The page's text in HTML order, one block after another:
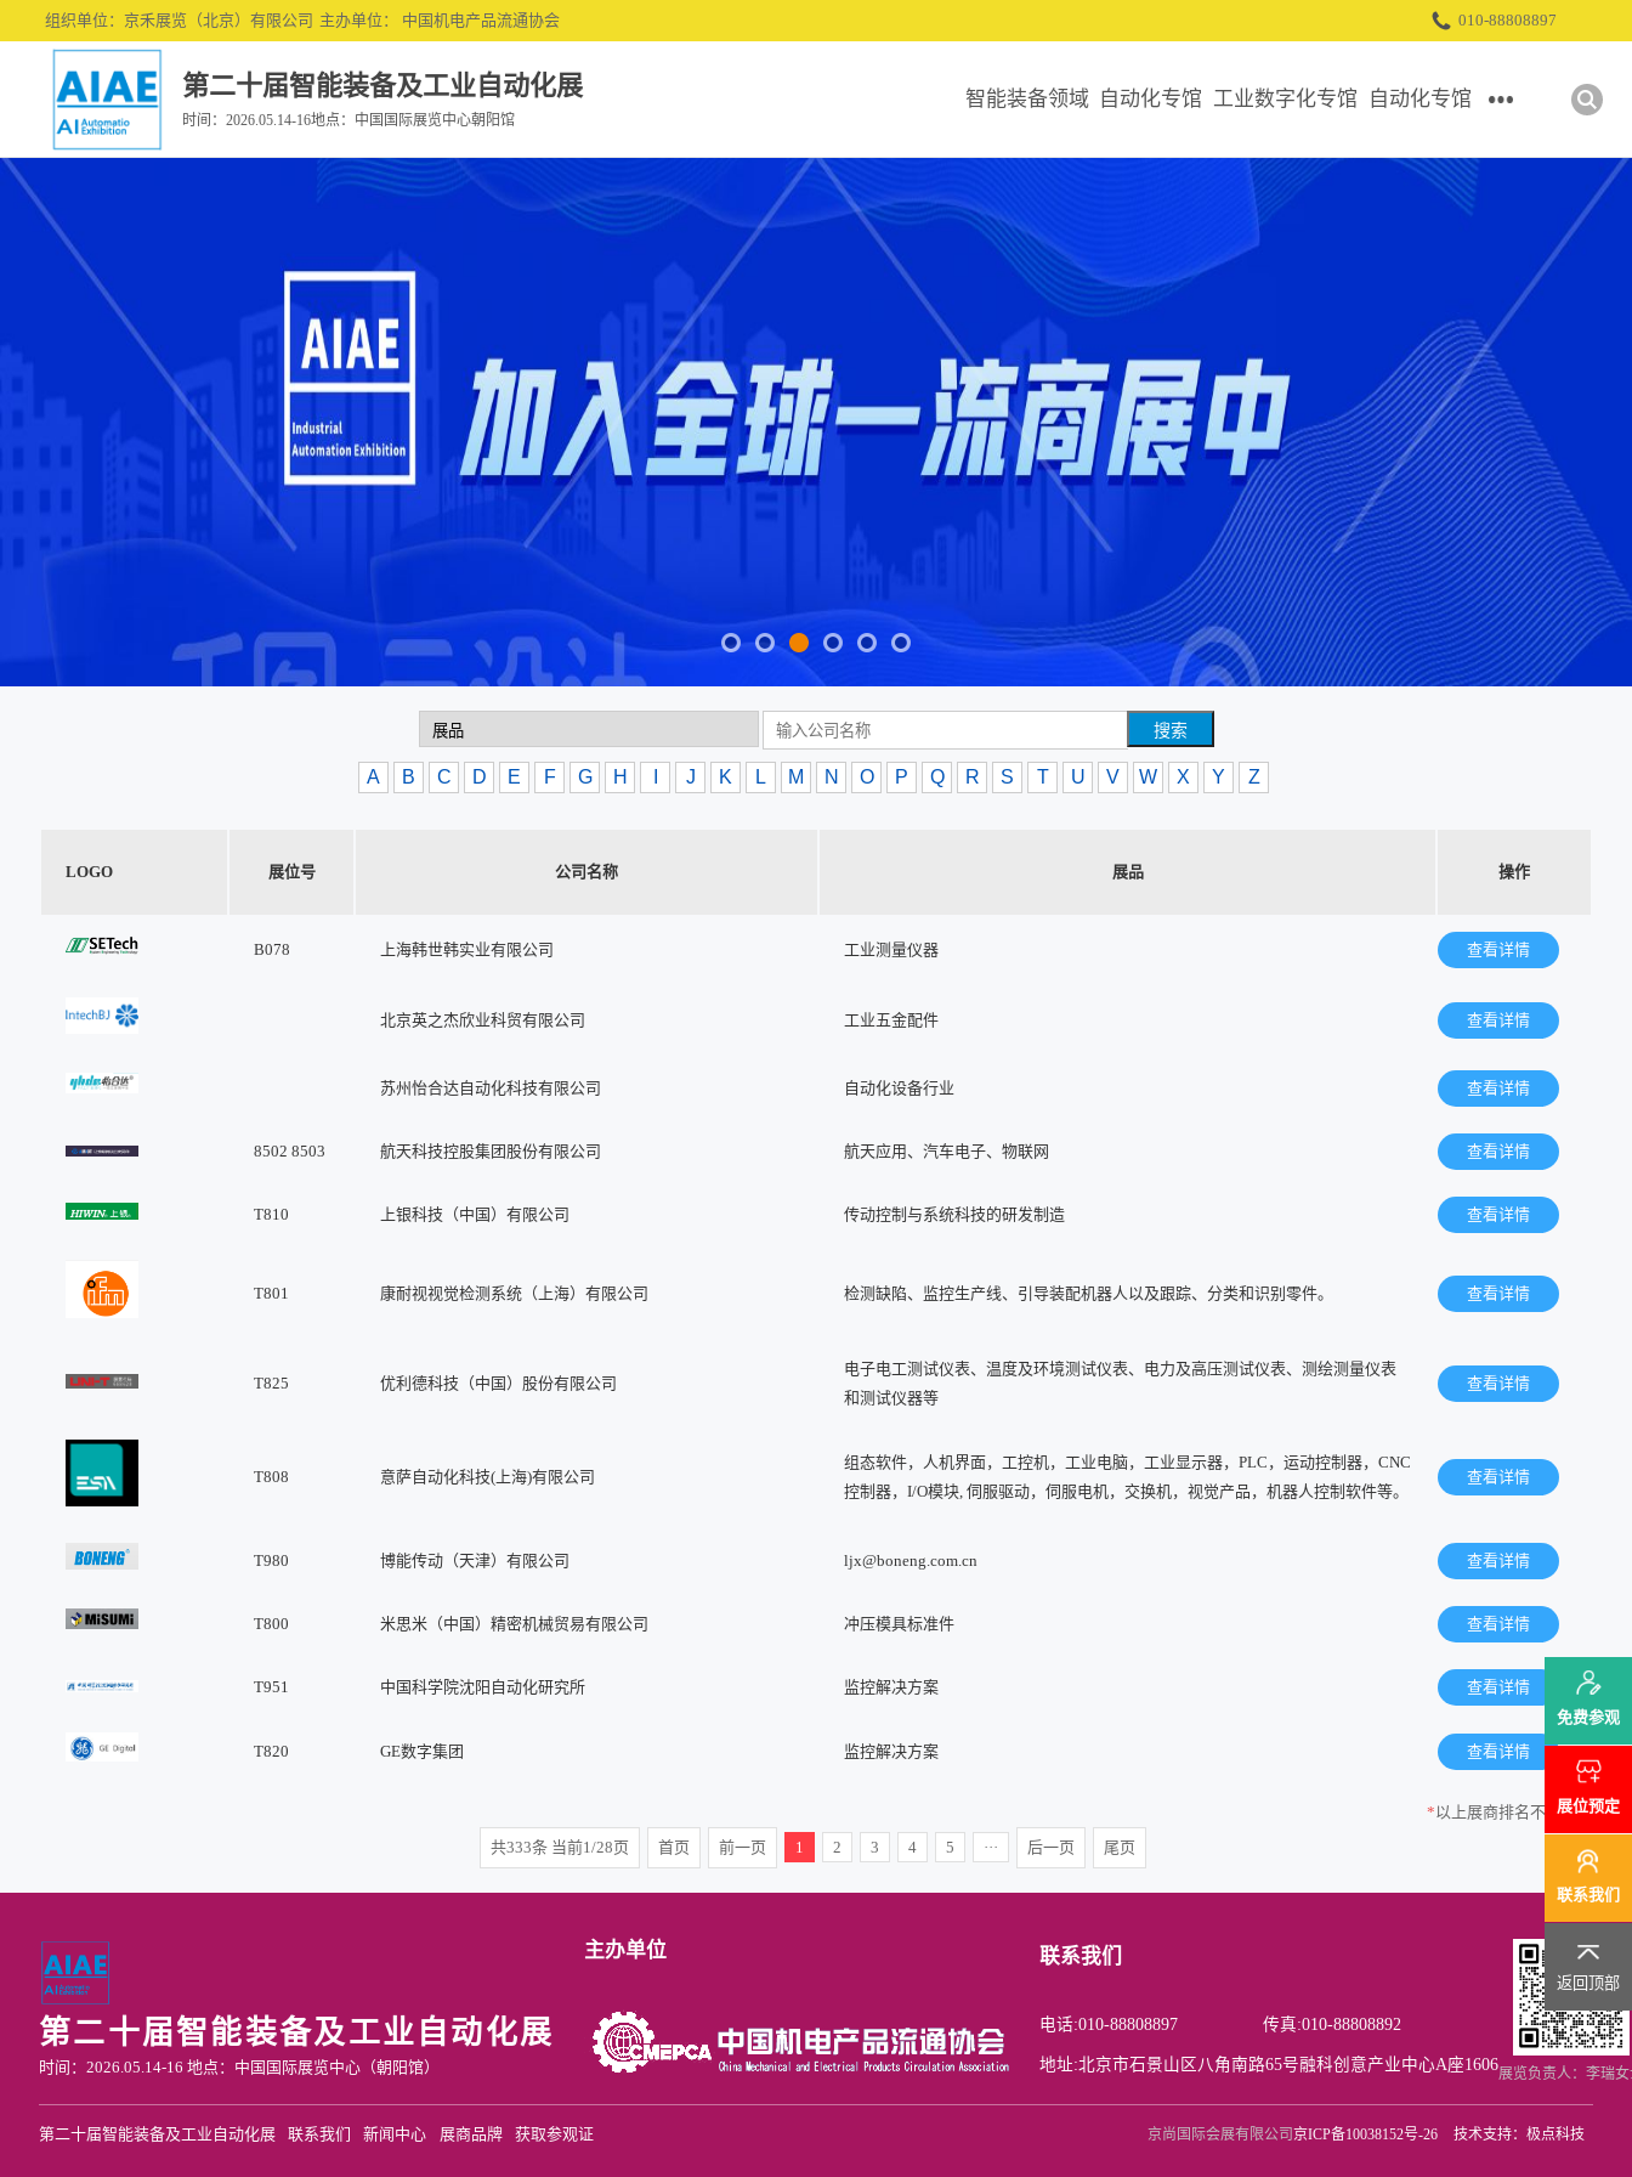
#gallery{ margin: 0 auto; }
组织单位：京禾展览（北京）有限公司 主办单位： 中国机电产品流通协会 010-88808897
第二十届智能装备及工业自动化展
时间：2026.05.14-16地点：中国国际展览中心朝阳馆
智能装备领域
关键技术
核心产品
自动化专馆
连接
机械基础设施
展位申请
工业数字化专馆
软件及IT
工业数字化
展位申请
自动化专馆
传感技术
搜索
A B C D E F G H J K L M N O P Q R S T U V W X Y Z
LOGO 展位号 公司名称 展品 操作
B078 上海韩世韩实业有限公司 工业测量仪器 查看详情
北京英之杰欣业科贸有限公司 工业五金配件 查看详情
苏州怡合达自动化科技有限公司 自动化设备行业 查看详情
8502 8503 航天科技控股集团股份有限公司 航天应用、汽车电子、物联网 查看详情
T810 上银科技（中国）有限公司 传动控制与系统科技的研发制造 查看详情
T801 康耐视视觉检测系统（上海）有限公司 检测缺陷、监控生产线、引导装配机器人以及跟踪、分类和识别零件。 查看详情
T825 优利德科技（中国）股份有限公司
电子电工测试仪表、温度及环境测试仪表、电力及高压测试仪表、测绘测量仪表
和测试仪器等
查看详情
T808 意萨自动化科技(上海)有限公司
组态软件，人机界面，工控机，工业电脑，工业显示器，PLC，运动控制器，CNC
控制器，I/O模块, 伺服驱动，伺服电机，交换机，视觉产品，机器人控制软件等。
查看详情
T980 博能传动（天津）有限公司 ljx@boneng.com.cn 查看详情
T800 米思米（中国）精密机械贸易有限公司 冲压模具标准件 查看详情
T951 中国科学院沈阳自动化研究所 监控解决方案 查看详情
T820 GE数字集团 监控解决方案 查看详情
*以上展商排名不分先后
共333条 当前1/28页
首页 前一页 1 2 3 4 5 ··· 后一页 尾页
第二十届智能装备及工业自动化展
时间：2026.05.14-16 地点：中国国际展览中心（朝阳馆）
主办单位 联系我们
电话:010-88808897 传真:010-88808892
地址:北京市石景山区八角南路65号融科创意产业中心A座1606
展览负责人：李瑞
第二十届智能装备及工业自动化展 联系我们 新闻中心 展商品牌 获取参观证 京尚国际会展有限公司 京ICP备10038152号-26 技术支持：极点科技
免费参观
展位预定
联系我们
返回顶部